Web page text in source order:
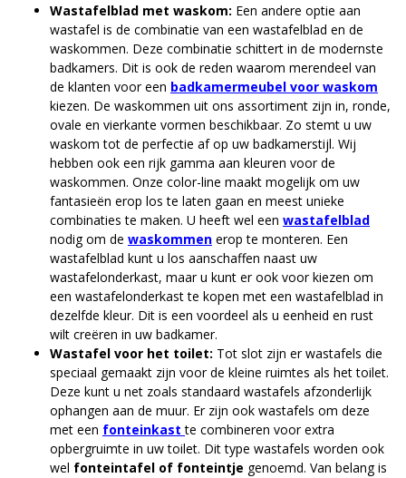
Wastafelblad met waskom: Een andere optie aan
wastafel is de combinatie van een wastafelblad en de
waskommen. Deze combinatie schittert in de modernste
badkamers. Dit is ook de reden waarom merendeel van
de klanten voor een badkamermeubel voor waskom
kiezen. De waskommen uit ons assortiment zijn in, ronde,
ovale en vierkante vormen beschikbaar. Zo stemt u uw
waskom tot de perfectie af op uw badkamerstijl. Wij
hebben ook een rijk gamma aan kleuren voor de
waskommen. Onze color-line maakt mogelijk om uw
fantasieën erop los te laten gaan en meest unieke
combinaties te maken. U heeft wel een wastafelblad
nodig om de waskommen erop te monteren. Een
wastafelblad kunt u los aanschaffen naast uw
wastafelonderkast, maar u kunt er ook voor kiezen om
een wastafelonderkast te kopen met een wastafelblad in
dezelfde kleur. Dit is een voordeel als u eenheid en rust
wilt creëren in uw badkamer.
Wastafel voor het toilet: Tot slot zijn er wastafels die
speciaal gemaakt zijn voor de kleine ruimtes als het toilet.
Deze kunt u net zoals standaard wastafels afzonderlijk
ophangen aan de muur. Er zijn ook wastafels om deze
met een fonteinkastte combineren voor extra
opbergruimte in uw toilet. Dit type wastafels worden ook
wel fonteintafel of fonteintje genoemd. Van belang is